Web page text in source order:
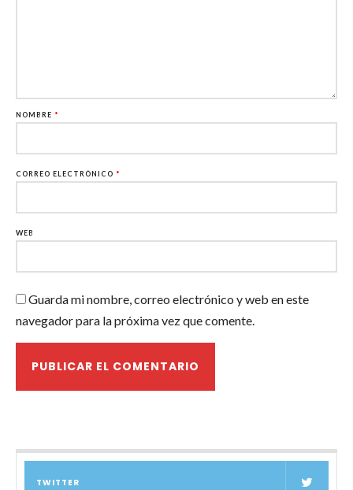
NOMBRE *
CORREO ELECTRÓNICO *
WEB
Guarda mi nombre, correo electrónico y web en este
navegador para la próxima vez que comente.
TWITTER